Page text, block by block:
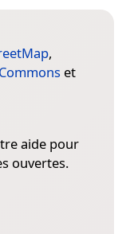
,
et
aide pour
ouvertes.